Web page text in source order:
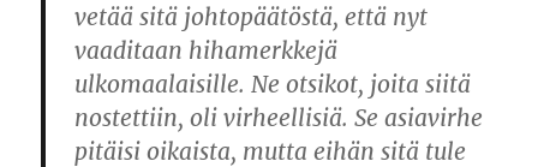
vetää sitä johtopäätöstä, että nyt
vaaditaan hihamerkkejä
ulkomaalaisille. Ne otsikot, joita siitä
nostettiin, oli virheellisiä. Se asiavirhe
pitäisi oikaista, mutta eihän sitä tule